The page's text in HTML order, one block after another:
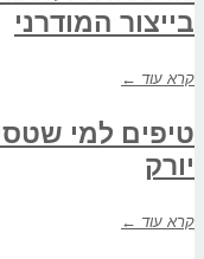
בייצור המודרני
קרא עוד ←
טיפים למי
יורק
קרא עוד ←